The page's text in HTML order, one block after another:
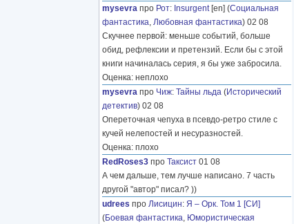
mysevra про Рот: Insurgent[en] (Социальная
фантастика, Любовная фантастика) 02 08
Скучнее первой: меньше событий, больше
обид, рефлексии и претензий. Если бы с этой
книги начиналась серия, я бы уже забросила.
Оценка: неплохо
mysevra про Чиж: Тайны льда (Исторический
детектив) 02 08
Опереточная чепуха в псевдо-ретро стиле с
кучей нелепостей и несуразностей.
Оценка: плохо
RedRoses3 про Таксист 01 08
А чем дальше, тем лучше написано. 7 часть
другой "автор" писал? ))
udrees про Лисицин: Я – Орк. Том 1 [СИ]
(Боевая фантастика, Юмористическая